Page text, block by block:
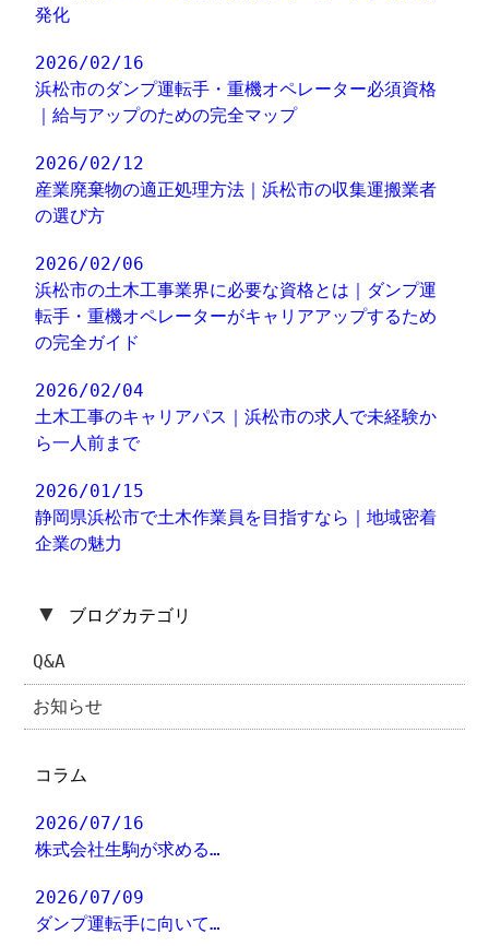
発化
2026/02/16
浜松市のダンプ運転手・重機オペレーター必須資格
｜給与アップのための完全マップ
2026/02/12
産業廃棄物の適正処理方法｜浜松市の収集運搬業者
の選び方
2026/02/06
浜松市の土木工事業界に必要な資格とは｜ダンプ運
転手・重機オペレーターがキャリアアップするため
の完全ガイド
2026/02/04
土木工事のキャリアパス｜浜松市の求人で未経験か
ら一人前まで
2026/01/15
静岡県浜松市で土木作業員を目指すなら｜地域密着
企業の魅力
▼ ブログカテゴリ
Q&A
お知らせ
コラム
2026/07/16
株式会社生駒が求める…
2026/07/09
ダンプ運転手に向いて…